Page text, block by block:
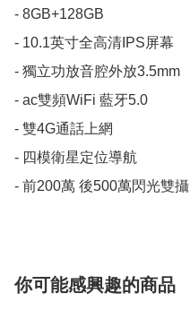
- 8GB+128GB
- 10.1英寸全高清IPS屏幕
- 獨立功放音腔外放3.5mm
- ac雙頻WiFi 藍牙5.0
- 雙4G通話上網
- 四模衛星定位導航
- 前200萬 後500萬閃光雙攝
你可能感興趣的商品